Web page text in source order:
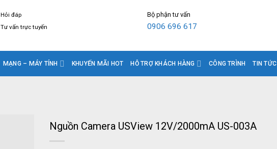
Hỏi đáp
Tư vấn trực tuyến
Bộ phận tư vấn
0906 696 617
MẠNG – MÁY TÍNH KHUYẾN MÃI HOT HỖ TRỢ KHÁCH HÀNG CÔNG TRÌNH TIN TỨC
Nguồn Camera USView 12V/2000mA US-003A